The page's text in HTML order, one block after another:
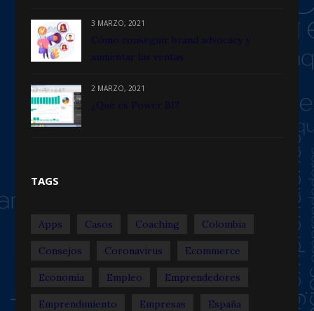
3 MARZO, 2021
Cómo conseguir brand advocacy y
aumentar las ventas
2 MARZO, 2021
¿Qué es Power BI?
TAGS
Apps Casos Coaching Colombia
Consejos Coronavirus Ecommerce
Economía Empleo Emprendedores
Emprendimiento Empresas España